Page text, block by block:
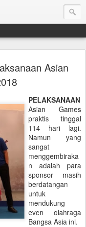
Asian
PELAKSANAAN
Asian Games
praktis tinggal
114 hari lagi.
Namun yang
sangat
menggembiraka
n adalah para
sponsor masih
berdatangan
untuk
mendukung
even olahraga
Bangsa Asia ini.